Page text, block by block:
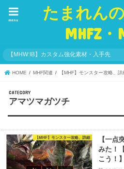
たまれん
MHFZ・
menu
【MHW:IB】カスタム強化素材・入手先
HOME MHF関連 【MHF】モンスター攻略、詳
アマツマガツチ
【MHF】モンスター攻略、詳細
【一点
みた！
こう！】